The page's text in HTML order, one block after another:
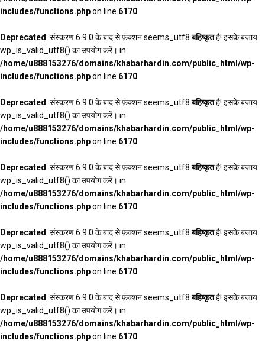
includes/functions.phpon line 6170
Deprecated: संस्करण 6.9.0 के बाद से फ़ंक्शन seems_utf8बहिष्कृतहै! इसके बजाय
wp_is_valid_utf8() का उपयोग करें। in
/home/u888153276/domains/khabarhardin.com/public_html/wp-
includes/functions.phpon line 6170
Deprecated: संस्करण 6.9.0 के बाद से फ़ंक्शन seems_utf8बहिष्कृतहै! इसके बजाय
wp_is_valid_utf8() का उपयोग करें। in
/home/u888153276/domains/khabarhardin.com/public_html/wp-
includes/functions.phpon line 6170
Deprecated: संस्करण 6.9.0 के बाद से फ़ंक्शन seems_utf8बहिष्कृतहै! इसके बजाय
wp_is_valid_utf8() का उपयोग करें। in
/home/u888153276/domains/khabarhardin.com/public_html/wp-
includes/functions.phpon line 6170
Deprecated: संस्करण 6.9.0 के बाद से फ़ंक्शन seems_utf8बहिष्कृतहै! इसके बजाय
wp_is_valid_utf8() का उपयोग करें। in
/home/u888153276/domains/khabarhardin.com/public_html/wp-
includes/functions.phpon line 6170
Deprecated: संस्करण 6.9.0 के बाद से फ़ंक्शन seems_utf8बहिष्कृतहै! इसके बजाय
wp_is_valid_utf8() का उपयोग करें। in
/home/u888153276/domains/khabarhardin.com/public_html/wp-
includes/functions.phpon line 6170